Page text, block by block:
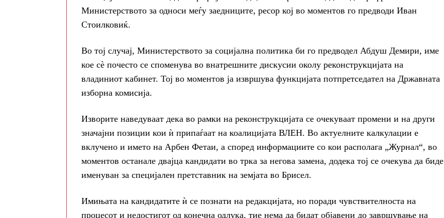
Министерството за односи меѓу заедниците, ресор кој во моментов го предводи Иван
Стоилковиќ.
Во тој случај, Министерството за социјална политика би го предводел Абдуш Демири, име
кое сè почесто се споменува во внатрешните дискусии околу реконструкцијата на
владиниот кабинет. Тој во моментов ја извршува функцијата потпретседател на Државната
изборна комисија.
Изворите наведуваат дека во рамки на реконструкцијата се очекуваат промени и на други
значајни позиции кои ѝ припаѓаат на коалицијата ВЛЕН. Во актуелните калкулации е
вклучено и името на Арбен Фетаи, а според информациите со кои располага „Журнал“, во
моментов останале двајца кандидати во трка за негова замена, додека тој се очекува да биде
именуван за специјален претставник на земјата во Брисел.
Имињата на кандидатите ѝ се познати на редакцијата, но поради чувствителноста на
процесот и недостигот од конечна одлука, тие нема да бидат објавени до завршување на